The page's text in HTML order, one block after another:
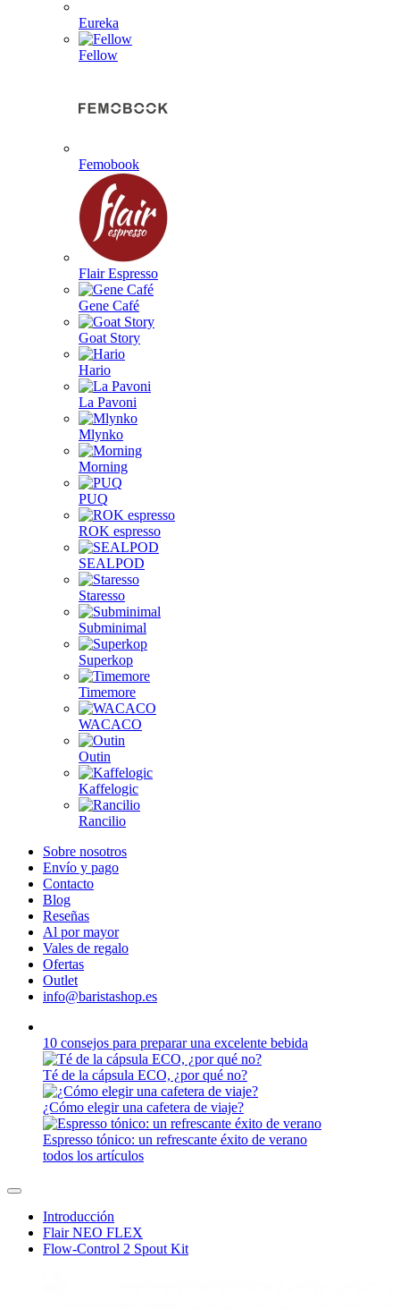
Eureka
Fellow
Femobook
Flair Espresso
Gene Café
Goat Story
Hario
La Pavoni
Mlynko
Morning
PUQ
ROK espresso
SEALPOD
Staresso
Subminimal
Superkop
Timemore
WACACO
Outin
Kaffelogic
Rancilio
Sobre nosotros
Envío y pago
Contacto
Blog
Reseñas
Al por mayor
Vales de regalo
Ofertas
Outlet
info@baristashop.es